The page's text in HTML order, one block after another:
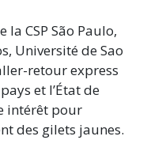
CSP São Paulo,
Université de Sao
retour express
et l’État de
intérêt pour
des gilets jaunes.